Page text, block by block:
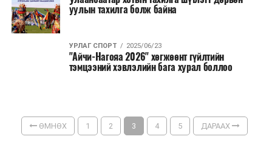
уулын тахилга болж байна
УРЛАГ СПОРТ 2025/06/23
"Айчи-Нагояа 2026" хөгжөөнт гүйлтийн
тэмцээний хэвлэлийн бага хурал боллоо
ӨМНӨХ 1 2 3 4 5 ДАРААХ